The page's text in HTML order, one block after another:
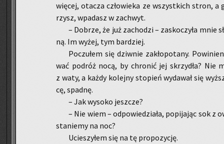
wię­cej, ota­cza czło­wie­ka ze wszyst­kich stron,
rzysz, wpa­dasz w za­chwyt.
– Do­brze, że już za­cho­dzi – za­sko­czy­ła mnie
ną. Im wyżej, tym bar­dziej.
Po­czu­łem się dziw­nie za­kło­po­ta­ny.
wać po­dróż nocą, by chro­nić jej skrzy­dła? Nie
z waty, a każdy ko­lej­ny sto­pień wy­da­wał się
cę, spad­nę.
– Jak wy­so­ko jesz­cze?
– Nie wiem – od­po­wie­dzia­ła, po­pi­ja­jąc sok z
sta­nie­my na noc?
Ucie­szy­łem się na tę pro­po­zy­cję.